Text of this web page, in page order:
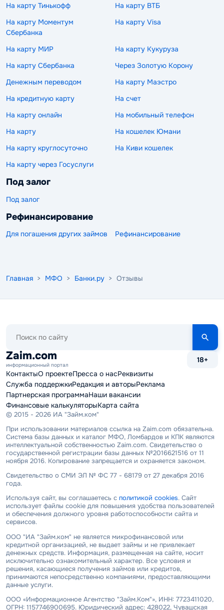
На карту Тинькофф
На карту ВТБ
На карту Моментум
Сбербанка
На карту Visa
На карту МИР
На карту Кукуруза
На карту Сбербанка
Через Золотую Корону
Денежным переводом
На карту Маэстро
На кредитную карту
На счет
На карту онлайн
На мобильный телефон
На карту
На кошелек Юмани
На карту круглосуточно
На Киви кошелек
На карту через Госуслуги
Под залог
Под залог
Рефинансирование
Для погашения других займов Рефинансирование
Главная > МФО > Банки.ру > Отзывы
сайту
Zaim.com
информационный портал
18+
КонтактыО проектеПресса о насРеквизиты
Служба поддержкиРедакция и авторыРеклама
Партнерская программаНаши вакансии
Финансовые калькуляторыКарта сайта
© 2015 - 2026 ИА "Займ.ком"
При использовании материалов ссылка на Zaim.com обязательна.
Система базы данных и каталог МФО, Ломбардов и КПК являются
интеллектуальной собственностью Zaim.com. Свидетельство о
государственной регистрации базы данных №2016621516 от 11
ноября 2016. Копирование запрещается и охраняется законом.
Свидетельство о СМИ ЭЛ № ФС 77 - 68179 от 27 декабря 2016
года.
Используя сайт, вы соглашаетесь с политикой cookies. Сайт
использует файлы cookie для повышения удобства пользователей
и обеспечения должного уровня работоспособности сайта и
сервисов.
ООО "ИА "Займ.ком" не является микрофинансовой или
кредитной организацией, не выдает займы и не привлекает
денежных средств. Информация, размещенная на сайте, носит
исключительно ознакомительный характер. Все условия и
решения, касающиеся получения займов или кредитов,
принимаются непосредственно компаниями, предоставляющими
данные услуги.
ООО «Информационное Агентство "Займ.Ком"», ИНН: 7723411020,
ОГРН: 1157746900695. Юридический адрес: 428022, Чувашская